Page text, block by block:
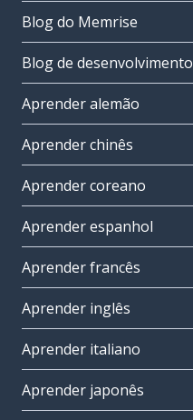
Blog do Memrise
Blog de desenvolvimento
Aprender alemão
Aprender chinês
Aprender coreano
Aprender espanhol
Aprender francês
Aprender inglês
Aprender italiano
Aprender japonês